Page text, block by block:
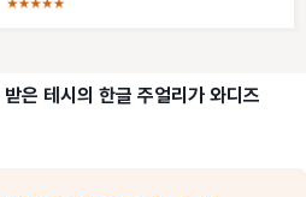
은 테시의 한글 주얼리가 와디즈